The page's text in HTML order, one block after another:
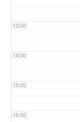
13:00
14:00
15:00
16:00